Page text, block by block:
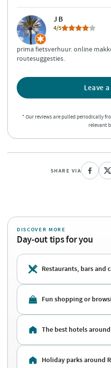
J B
4/5
prima fietsverhuur. online
routesuggesties.
Leave
* Our reviews are pulled periodically
relevant
SHARE VIA
DISCOVER MORE
Day-out tips for you
Restaurants, bars and
Fun shopping or
The best hotels around
Holiday parks around